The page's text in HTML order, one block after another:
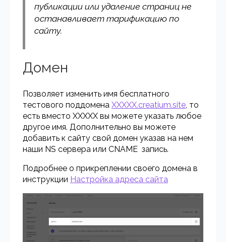
публикации или удаление страниц не
останавливает тарификацию по
сайту.
Домен
Позволяет изменить имя бесплатного
тестового поддомена XXXXX.creatium.site , то
есть вместо XXXXX вы можете указать любое
другое имя. Дополнительно вы можете
добавить к сайту свой домен указав на нем
наши NS сервера или CNAME запись.
Подробнее о прикреплении своего домена в
инструкции Настройка адреса сайта